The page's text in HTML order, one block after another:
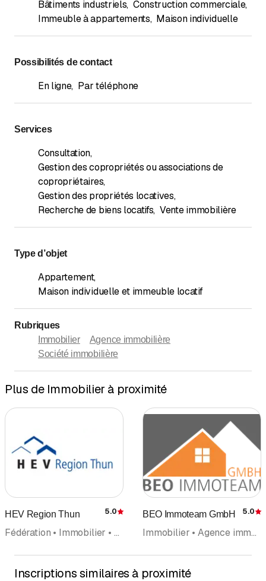
Bâtiments industriels, Construction commerciale,
Immeuble à appartements, Maison individuelle
Possibilités de contact
En ligne, Par téléphone
Services
Consultation,
Gestion des copropriétés ou associations de
copropriétaires,
Gestion des propriétés locatives,
Recherche de biens locatifs, Vente immobilière
Type d’objet
Appartement,
Maison individuelle et immeuble locatif
Rubriques
Immobilier
Agence immobilière
Société immobilière
Plus de Immobilier à proximité
HEV Region Thun Évaluation
5.0
Fédération • Immobilier • Location • Agence immobilière • Estimations • Avocat-conseil
BEO Immoteam GmbH 5.0
Immobilier • Agence immobilière
Inscriptions similaires à proximité